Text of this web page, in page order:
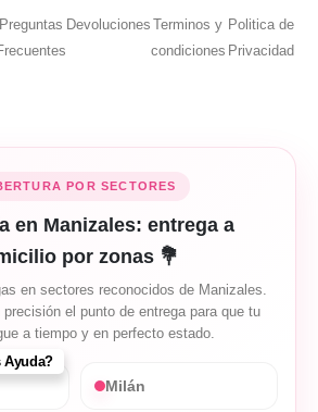
Preguntas Devoluciones Terminos y
condiciones
Politica de
Privacidad
POR SECTORES
en Manizales: entrega a
por zonas 💐
en sectores reconocidos de Manizales.
el punto de entrega para que tu
a tiempo y en perfecto estado.
Milán
Ayuda?